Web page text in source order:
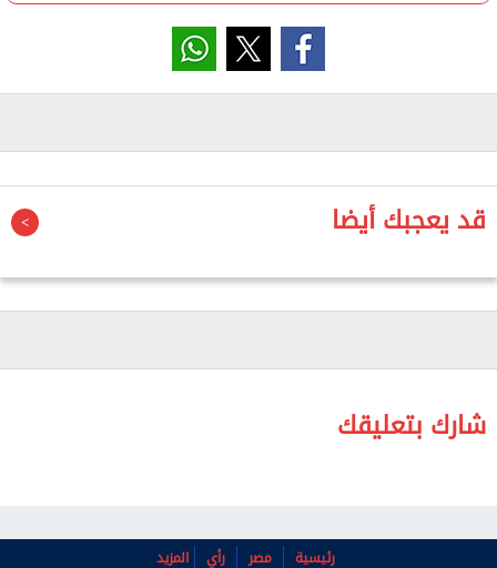
الأولى، اليوم الأربعاء، أن المريض يقدم الروشتة إلى
الصيدلي للحصول على العلاج الموصوف، الذي قد يغطي
هذا الإجراء يخص الأدوية الوصفية التي تستلزم تشخيص
الطبيب للحالة الصحية، وتحديد الجرعات المناسبة.
وأضاف أن هذه الإجراءات تأتي ضمن استراتيجية متكاملة
تستهدف تحقيق التوازن بين حماية المجتمع من مخاطر
إساءة استخدام بعض المستحضرات الصيدلية، وضمان
يترتب عليه آثار جانبية، منها: "اضطرابات نفسية أو
جسدية، والتأثير على الجهاز العصبي، وحدوث بعض
ولفت إلى أن الهيئة تفرق بين الأدوية الوصفية التي
قد يعجبك أيضا
شارك بتعليقك
رئيسية مصر رأي المزيد